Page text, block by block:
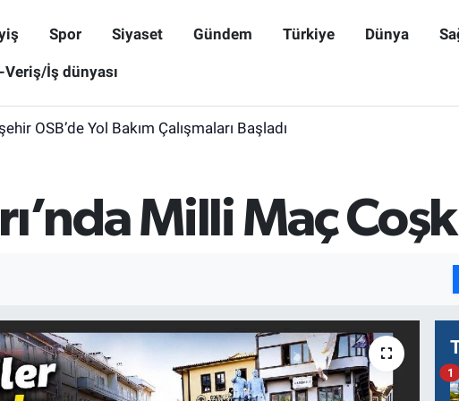
Spor Siyaset Gündem Türkiye Dünya
Veriş/İş dünyası
OSB’de Yol Bakım Çalışmaları Başladı
Milli Maç
1